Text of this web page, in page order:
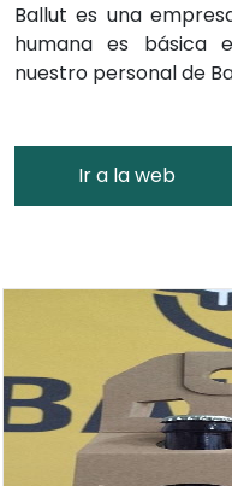
Ballut es una
humana es básica
nuestro personal de
Ir a la web